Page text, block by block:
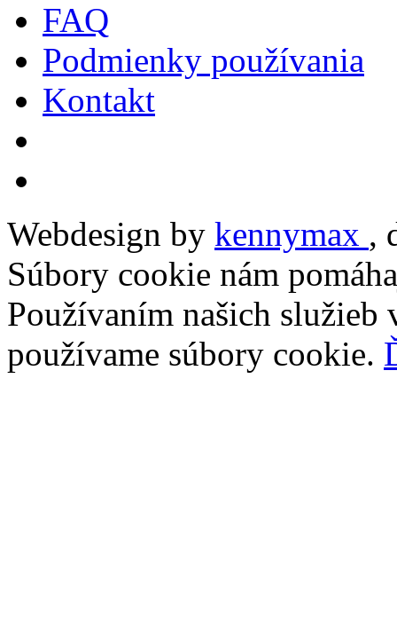
FAQ
Podmienky používania
Kontakt
Webdesign by kennymax ,
Súbory cookie nám
Používaním našich služieb
používame súbory cookie.